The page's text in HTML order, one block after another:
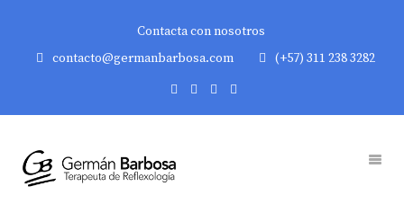
Contacta con nosotros
contacto@germanbarbosa.com
(+57) 311 238 3282